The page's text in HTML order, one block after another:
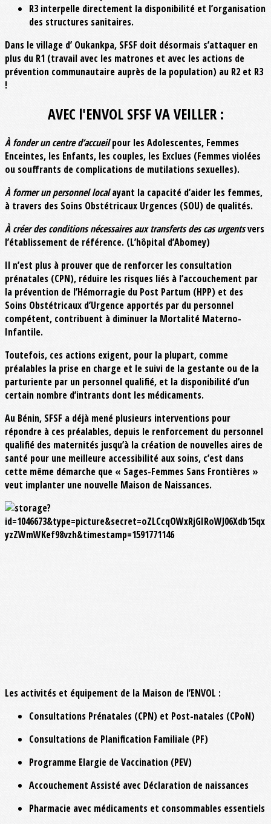
R3 interpelle directement la disponibilité et l’organisation
des structures sanitaires.
Dans le village d’ Oukankpa, SFSF doit désormais s’attaquer en
plus du R1 (travail avec les matrones et avec les actions de
prévention communautaire auprès de la population) au R2 et R3
!
AVEC l'ENVOL SFSF VA VEILLER :
À fonder un centre d’accueilpour les Adolescentes, Femmes
Enceintes, les Enfants, les couples, les Exclues (Femmes violées
ou souffrants de complications de mutilations sexuelles).
À former un personnel localayant la capacité d’aider les femmes,
à travers des Soins Obstétricaux Urgences (SOU) de qualités.
À créer des conditions nécessaires aux transferts des cas urgentsvers
l’établissement de référence. (L’hôpital d’Abomey)
Il n’est plus à prouver que de renforcer les consultation
prénatales (CPN), réduire les risques liés à l’accouchement par
la prévention de l’Hémorragie du Post Partum (HPP) et des
Soins Obstétricaux d’Urgence apportés par du personnel
compétent, contribuent à diminuer la Mortalité Materno-
Infantile.
Toutefois, ces actions exigent, pour la plupart, comme
préalables la prise en charge et le suivi de la gestante ou de la
parturiente par un personnel qualifié, et la disponibilité d’un
certain nombre d’intrants dont les médicaments.
Au Bénin, SFSF a déjà mené plusieurs interventions pour
répondre à ces préalables, depuis le renforcement du personnel
qualifié des maternités jusqu’à la création de nouvelles aires de
santé pour une meilleure accessibilité aux soins, c’est dans
cette même démarche que « Sages-Femmes Sans Frontières »
veut implanter une nouvelle Maison de Naissances.
Les activités et équipement de la Maison de l’ENVOL :
Consultations Prénatales (CPN) et Post-natales (CPoN)
Consultations de Planification Familiale (PF)
Programme Elargie de Vaccination (PEV)
Accouchement Assisté avec Déclaration de naissances
Pharmacie avec médicaments et consommables essentiels